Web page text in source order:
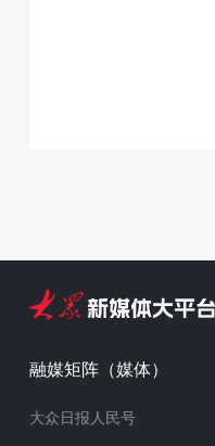
融媒矩阵（媒体）
大众日报人民号